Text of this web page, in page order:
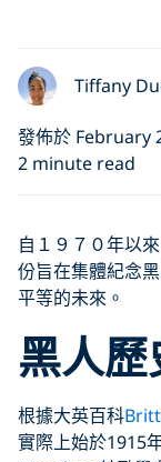
Tiffany
發佈於 February
2 minute read
自１９７０年以
份旨在集體紀念
平等的未來。
黑人
根據大英百科
實際上始於1915